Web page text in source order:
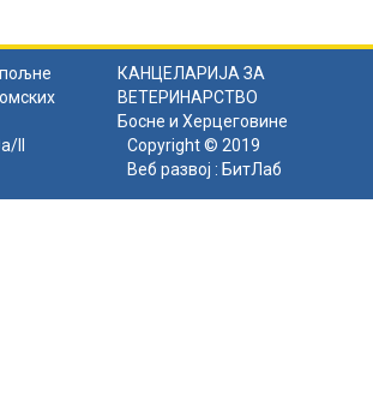
КАНЦЕЛАРИЈА ЗА
ВЕТЕРИНАРСТВО
Босне и Херцеговине
II
Copyright © 2019
Веб развој : БитЛаб